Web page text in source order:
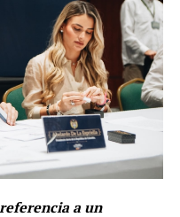
a un